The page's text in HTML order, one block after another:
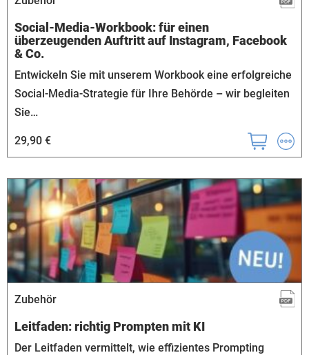
Social-Media-Workbook: für einen
überzeugenden Auftritt auf Instagram, Facebook
& Co.
Entwickeln Sie mit unserem Workbook eine erfolgreiche
Social-Media-Strategie für Ihre Behörde – wir begleiten
Sie…
29,90 €
Zubehör
Leitfaden: richtig Prompten mit KI
Der Leitfaden vermittelt, wie effizientes Prompting